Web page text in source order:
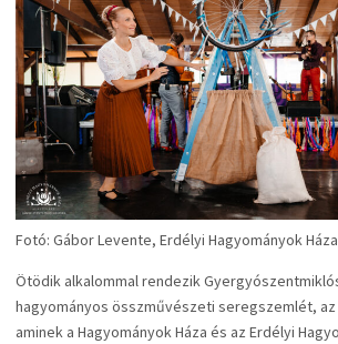
Fotó: Gábor Levente, Erdélyi Hagyományok Háza
Ötödik alkalommal rendezik
hagyományos összművészeti seregszemlét,
aminek a Hagyományok Háza és az Erdélyi